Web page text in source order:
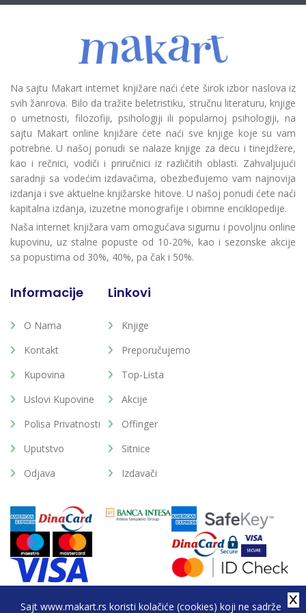
Sajt www.makart.rs koristi kolačiće (cookies) koji ne sadrže
Na sajtu Makart internet knjižare naći ćete širok izbor naslova iz
svih žanrova. Bilo da tražite beletristiku, stručnu literaturu, knjige
o umetnosti, filozofiji, psihologiji ili popularnoj psihologiji, na
sajtu Makart online knjižare ćete naći sve knjige koje su vam
potrebne. U našoj ponudi se nalaze knjige za decu i tinejdžere,
kao i rečnici, vodiči i priručnici iz različitih oblasti. Zahvaljujući
saradnji sa vodećim izdavačima, obezbeđujemo vam najnovija
izdanja i sve aktuelne knjižarske hitove. U našoj ponudi ćete naći
kapitalna izdanja, izuzetne monografije i obimne enciklopedije.
Naša internet knjižara vam omogućava sigurnu i povoljnu online
kupovinu, uz stalne popuste od 10-20%, kao i sezonske akcije
sa popustima od 30%, 40%, pa čak i 50%.
Informacije
O Nama
Kontakt
Kupovina
Uslovi Kupovine
Polisa Privatnosti
Uputstvo
Odjava
Linkovi
Knjige
Preporučujemo
Top-Lista
Akcije
Offinger
Sitnice
Izdavači